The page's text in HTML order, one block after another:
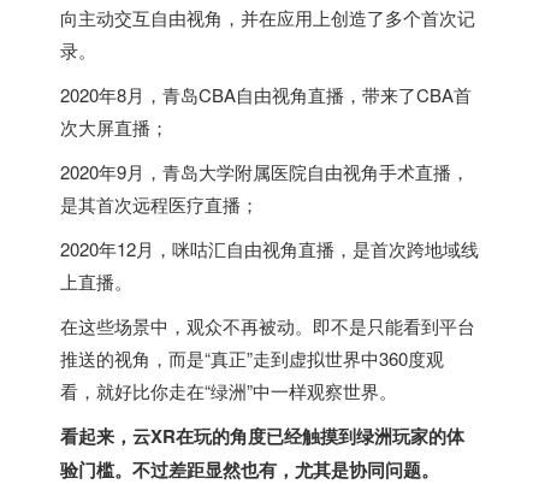
向主动交互自由视角，并在应用上创造了多个首次记
录。
2020年8月，青岛CBA自由视角直播，带来了CBA首
次大屏直播；
2020年9月，青岛大学附属医院自由视角手术直播，
是其首次远程医疗直播；
2020年12月，咪咕汇自由视角直播，是首次跨地域线
上直播。
在这些场景中，观众不再被动。即不是只能看到平台
推送的视角，而是“真正”走到虚拟世界中360度观
看，就好比你走在“绿洲”中一样观察世界。
看起来，云XR在玩的角度已经触摸到绿洲玩家的体
验门槛。不过差距显然也有，尤其是协同问题。